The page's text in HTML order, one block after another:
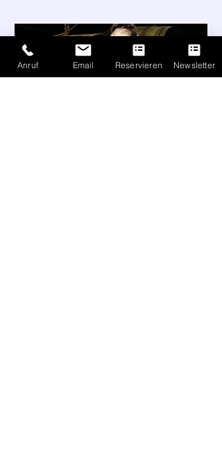
Anruf Email Reservieren Newsletter